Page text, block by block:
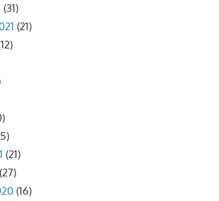
(31)
(21)
(21)
(27)
(16)